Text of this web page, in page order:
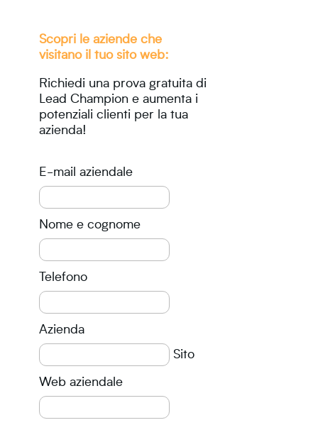
Scopri le aziende che
visitano il tuo sito web:
Richiedi una prova gratuita di
Lead Champion e aumenta i
potenziali clienti per la tua
azienda!
E-mail aziendale
Nome e cognome
Telefono
Azienda
Sito
Web aziendale